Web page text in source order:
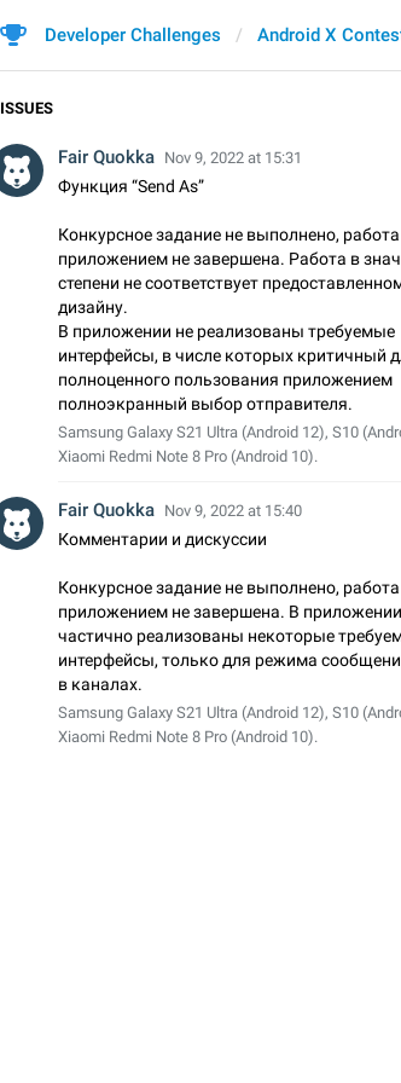
Developer Challenges Android X
ISSUES
Fair Quokka Nov 9, 2022 at 15:31
Функция “Send As”
Конкурсное задание не выполнено,
приложением не завершена. Работа в
степени не соответствует
дизайну.
В приложении не реализованы требуемые
интерфейсы, в числе которых критичный
полноценного пользования приложением
полноэкранный выбор отправителя.
Samsung Galaxy S21 Ultra (Android 12), S10
Xiaomi Redmi Note 8 Pro (Android 10).
Fair Quokka Nov 9, 2022 at 15:40
Комментарии и дискуссии
Конкурсное задание не выполнено,
приложением не завершена. В
частично реализованы некоторые
интерфейсы, только для режима
в каналах.
Samsung Galaxy S21 Ultra (Android 12), S10
Xiaomi Redmi Note 8 Pro (Android 10).